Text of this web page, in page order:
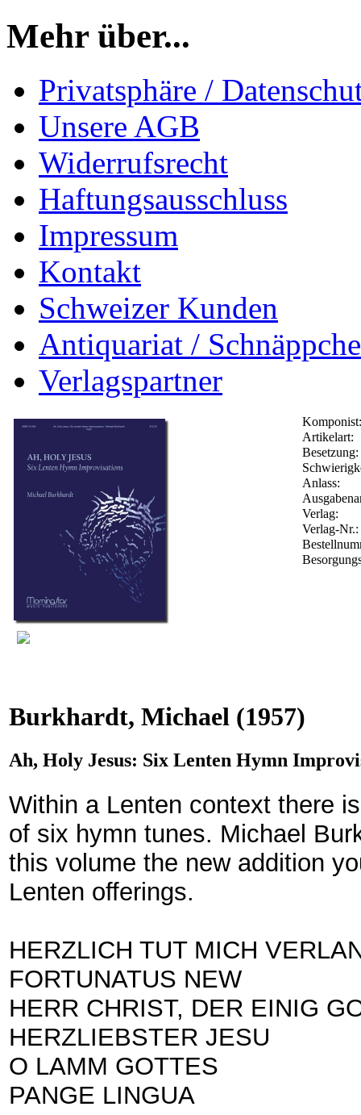
Mehr über...
Privatsphäre /
Unsere AGB
Widerrufsrecht
Haftungsausschluss
Impressum
Kontakt
Schweizer Kunden
Antiquariat /
Verlagspartner
Komponist:
Artikelart:
Besetzung:
Anlass:
Verlag:
Verlag-Nr.:
Burkhardt, Michael (1957)
Ah, Holy Jesus: Six Lenten Hymn
Within a Lenten context there
of six hymn tunes. Michael
this volume the new addition
Lenten offerings.
HERZLICH TUT MICH
FORTUNATUS NEW
HERR CHRIST, DER EINIG
HERZLIEBSTER JESU
O LAMM GOTTES
PANGE LINGUA